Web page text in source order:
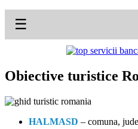
☰
Obiective turistice
HALMASD – comuna,